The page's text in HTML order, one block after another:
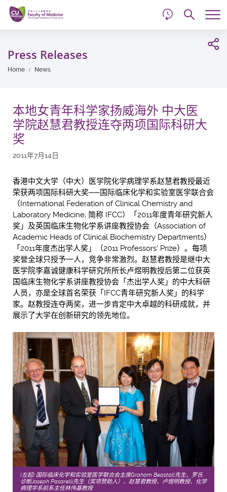
Skip
main
content
Press Releases
Home News
本地女青年科学家扬威海外 中大医
学院赵慧君教授连夺两项国际科研大
奖
2011年7月14日
香港中文大学（中大）医学院化学病理学系赵慧君教授最近
荣获两项国际科研大奖──国际临床化学和实验室医学联合会
（International Federation of Clinical Chemistry and
Laboratory Medicine, 简称 IFCC）「2011年度青年研究新人
奖」及英国临床生物化学系讲座教授协会（Association of
Academic Heads of Clinical Biochemistry Departments）
「2011年度杰出学人奖」（2011 Professors' Prize）。每项
奖誉全球只授予一人，竞争非常激烈。赵慧君教授是继中大
医学院李嘉诚健康科学研究所所长卢煜明教授后第二位获英
国临床生物化学系讲座教授协会「杰出学人奖」的中大科研
人员，亦是全球首名荣获「IFCC青年研究新人奖」的科学
家。赵教授连夺两奖，进一步肯定中大卓越的科研成就，并
展示了大学在创新研究的领先地位。
(左起) 国际临床化学和实验室医学联合会主席Graham Beastall先生、罗氏
诊断Joseph Pasarelli先生（奖项赞助人）、赵慧君教授、卢煜明教授、化学
病理学系前系主任林伟基教授